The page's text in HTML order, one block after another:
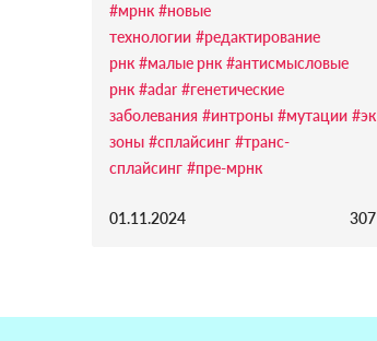
#мрнк #новые
технологии #редактирование
рнк #малые рнк #антисмысловые
рнк #adar #генетические
заболевания #интроны #мутации #эк
зоны #сплайсинг #транс-
сплайсинг #пре-мрнк
01.11.2024 307